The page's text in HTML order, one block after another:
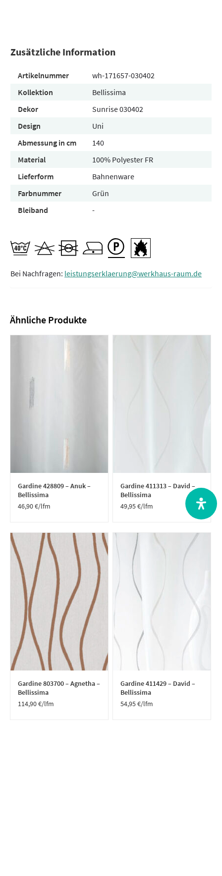
Zusätzliche Information
Artikelnummer
wh-171657-030402
Kollektion
Bellissima
Dekor
Sunrise 030402
Design
Uni
Abmessung in cm
140
Material
100% Polyester FR
Lieferform
Bahnenware
Farbnummer
Grün
Bleiband
-
Bei Nachfragen: leistungserklaerung@werkhaus-raum.de
Ähnliche Produkte
Gardine 428809 – Anuk –
Bellissima
46,90€/lfm
Gardine 411313 – David –
Bellissima
49,95€/lfm
Gardine 803700 – Agnetha –
Bellissima
114,90€/lfm
Gardine 411429 – David –
Bellissima
54,95€/lfm